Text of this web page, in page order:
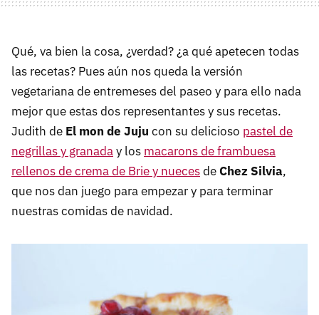
Qué, va bien la cosa, ¿verdad? ¿a qué apetecen todas
las recetas? Pues aún nos queda la versión
vegetariana de entremeses del paseo y para ello nada
mejor que estas dos representantes y sus recetas.
Judith de El mon de Juju con su delicioso pastel de
negrillas y granaday los macarons de frambuesa
rellenos de crema de Brie y nuecesdeChez Silvia,
que nos dan juego para empezar y para terminar
nuestras comidas de navidad.